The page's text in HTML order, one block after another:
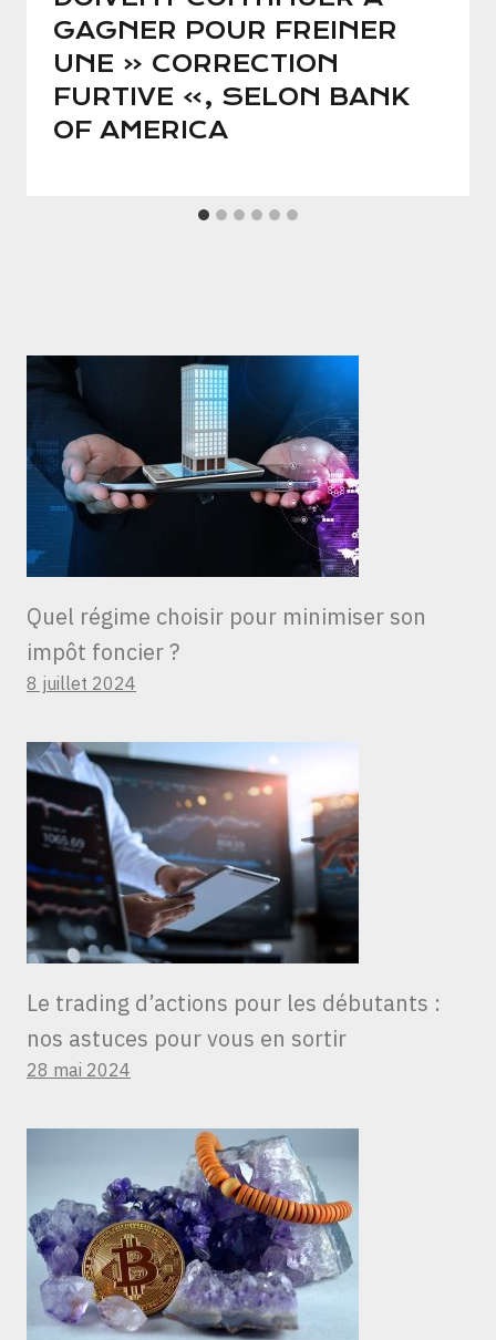
GAGNER POUR FREINER
UNE « CORRECTION
FURTIVE », SELON BANK
OF AMERICA
Quel régime choisir pour minimiser son
impôt foncier ?
8 juillet 2024
Le trading d’actions pour les débutants :
nos astuces pour vous en sortir
28 mai 2024